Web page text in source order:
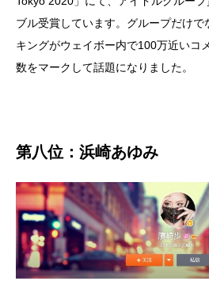
ブル受賞しています。グループだけで
キングがウェイボー内で100万近いコ
数をマークして話題になりました。
第八位：浜崎あゆみ